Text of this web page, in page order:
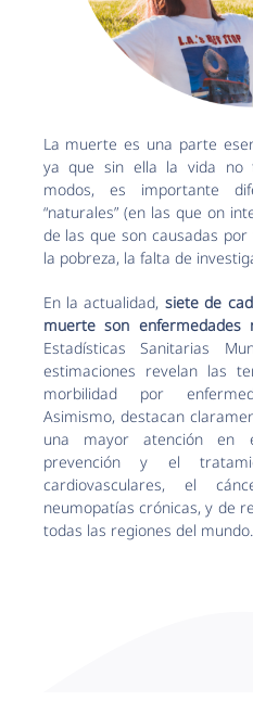
La muerte es una parte
ya que sin ella la vida no
modos, es importante
“naturales” (en las que on
de las que son causadas
la pobreza, la falta de
En la actualidad, siete de
muerte son enfermedades
Estadísticas Sanitarias
estimaciones revelan las
morbilidad por
Asimismo, destacan
una mayor atención en
prevención y el
cardiovasculares, el
neumopatías crónicas, y de
todas las regiones del mundo.